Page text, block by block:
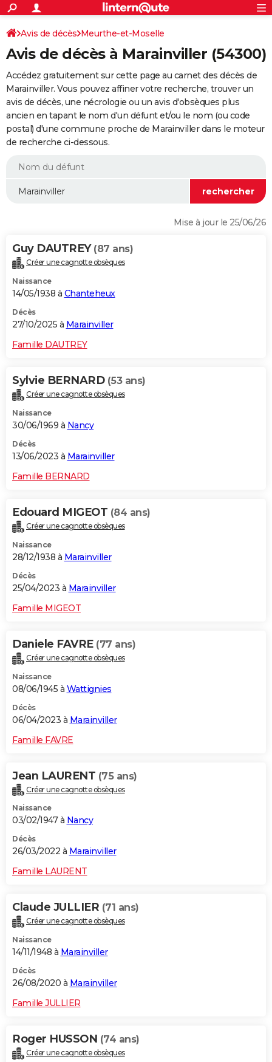
ACTUALITÉS
Politique
Société
Faits Divers
Education
Monde
Villes
+
SPORT
Coupe du monde 2026
Football
Tennis
Cyclisme
Rugby
Forum
Programme TV
TNTStreaming
Cinéma
Sorties cinéma
Musique
+
FINANCE
Retraite
Impôts
Epargne
Immobilier
Risques naturels par ville
Banque
Assurance
Crédit
AUTO
Essais
Réserver un essai
Citadines
Berlines
SUV
Forum auto
+
HIGH-TECH
BRICOLAGE
WEEK-END
Alimentation
Guide de la santé
Maladies
Médicaments
Sommeil
VOYAGE
Destinations
City break
Voyage nature
Voyage de noces
Forum
Climat
+PHOTO
GUIDES D'ACHAT
Carte de Noël
Carte Bonne année
Carte Saint-Valentin
Carte Pâques
Carte d'anniversaire
DICTIONNAIRE
Dictionnaire
Biographies
Citations
Expressions
Proverbes
PROGRAMME TV
S'inscrire
Se connecter
Lycées
Collèges
Primaires
Universités
Entreprises
Service militaire
Avis de recherche
AVIS DE DÉCÈS
FORUM
Bricolage
Lifestyle
Culture
Auto
Television
Voyage
Cinema
S'inscrire
Connexion
Avis de décès Meurthe-et-Moselle
Avis de décès à Marainviller (54300)
Accédez gratuitement sur cette page au carnet des décès de
Marainviller. Vous pouvez affiner votre recherche, trouver un
avis de décès, une nécrologie ou un avis d'obsèques plus
ancien en tapant le nom d'un défunt et/ou le nom (ou code
postal) d'une commune proche de Marainviller dans le moteur
de recherche ci-dessous.
Mise à jour le 25/06/26
Guy DAUTREY (87 ans)
Créer une cagnotte obsèques
Naissance
14/05/1938 à Chanteheux
Décès
27/10/2025 à Marainviller
Famille DAUTREY
Sylvie BERNARD (53 ans)
Créer une cagnotte obsèques
Naissance
30/06/1969 à Nancy
Décès
13/06/2023 à Marainviller
Famille BERNARD
Edouard MIGEOT (84 ans)
Créer une cagnotte obsèques
Naissance
28/12/1938 à Marainviller
Décès
25/04/2023 à Marainviller
Famille MIGEOT
Daniele FAVRE (77 ans)
Créer une cagnotte obsèques
Naissance
08/06/1945 à Wattignies
Décès
06/04/2023 à Marainviller
Famille FAVRE
Jean LAURENT (75 ans)
Créer une cagnotte obsèques
Naissance
03/02/1947 à Nancy
Décès
26/03/2022 à Marainviller
Famille LAURENT
Claude JULLIER (71 ans)
Créer une cagnotte obsèques
Naissance
14/11/1948 à Marainviller
Décès
26/08/2020 à Marainviller
Famille JULLIER
Roger HUSSON (74 ans)
Créer une cagnotte obsèques